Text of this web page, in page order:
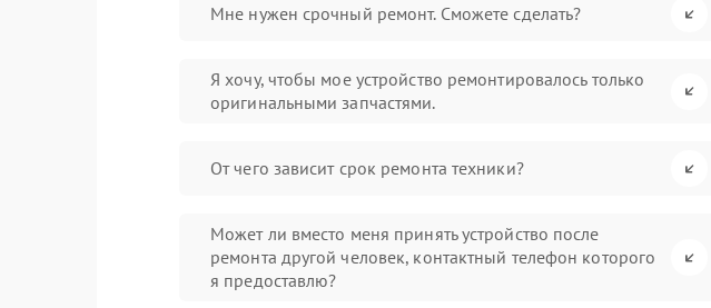
Мне нужен срочный ремонт. Сможете сделать?
Я хочу, чтобы мое устройство ремонтировалось только
оригинальными запчастями.
От чего зависит срок ремонта техники?
Может ли вместо меня принять устройство после
ремонта другой человек, контактный телефон которого
я предоставлю?